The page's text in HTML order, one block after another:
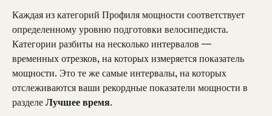
Каждая из категорий Профиля мощности соответствует
определенному уровню подготовки велосипедиста.
Категории разбиты на несколько интервалов —
временных отрезков, на которых измеряется показатель
мощности. Это те же самые интервалы, на которых
отслеживаются ваши рекордные показатели мощности в
разделе Лучшее время.